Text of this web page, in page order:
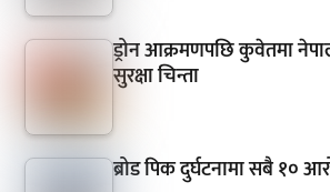
ड्रोन आक्रमणपछि कुवेतमा
सुरक्षा चिन्ता
ब्रोड पिक दुर्घटनामा सबै १०